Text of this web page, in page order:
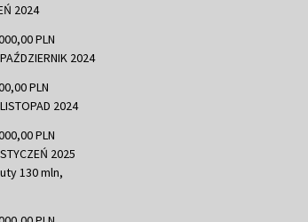
2024
PLN
2024
PLN
2024
PLN
2025
130 mln,